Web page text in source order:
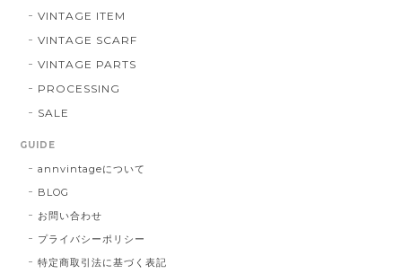
VINTAGE ITEM
VINTAGE SCARF
VINTAGE PARTS
PROCESSING
SALE
GUIDE
annvintageについて
BLOG
お問い合わせ
プライバシーポリシー
特定商取引法に基づく表記